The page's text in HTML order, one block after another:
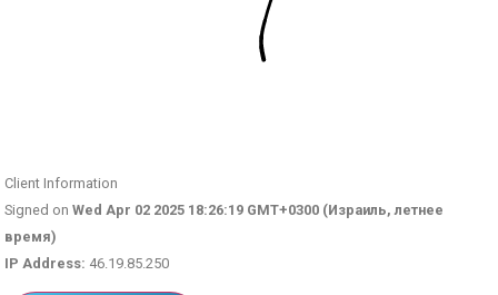
Client Information
Signed onWed Apr 02 2025 18:26:19 GMT+0300 (Израиль, летнее
время)
IP Address: 46.19.85.250